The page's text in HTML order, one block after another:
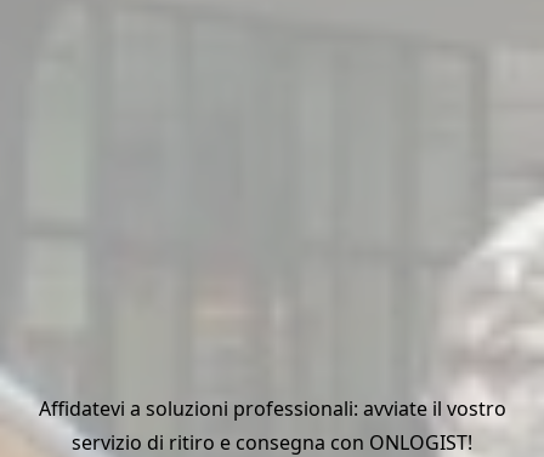
Affidatevi a soluzioni professionali: avviate il vostro
servizio di ritiro e consegna con ONLOGIST!